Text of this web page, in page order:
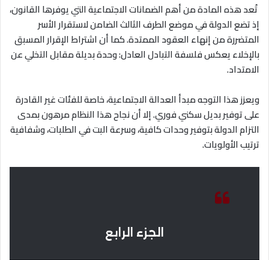
تُعد هذه المادة من أهم الضمانات الاجتماعية التي يوفرها القانون،
إذ تضع الدولة في موضع الطرف الثالث الضامن لاستقرار الأسر
المتضررة من إنهاء العقود الممتدة. كما أن اشتراط الإقرار المسبق
بالإخلاء يعكس فلسفة التبادل العادل: وحدة بديلة مقابل التخلي عن
الامتداد.
ويعزز هذا التوجه مبدأ العدالة الاجتماعية، خاصة للفئات غير القادرة
على توفير بديل سكني فوري. إلا أن نجاح هذا النظام مرهون بمدى
التزام الدولة بتوفير وحدات كافية، وسرعة البت في الطلبات، وشفافية
ترتيب الأولويات.
الجزء الرابع